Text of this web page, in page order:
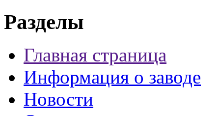
Разделы
Главная страница
Информация о заводе
Новости